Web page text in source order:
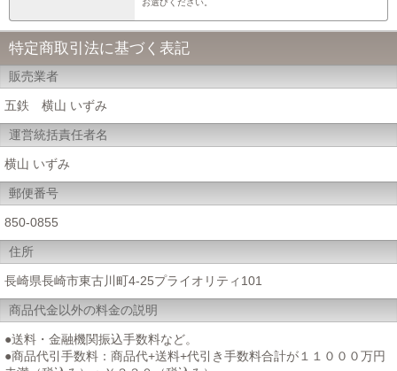
お選びください。
特定商取引法に基づく表記
販売業者
五鉄 横山 いずみ
運営統括責任者名
横山 いずみ
郵便番号
850-0855
住所
長崎県長崎市東古川町4-25プライオリティ101
商品代金以外の料金の説明
●送料・金融機関振込手数料など。
●商品代引手数料：商品代+送料+代引き手数料合計が１１０００万円